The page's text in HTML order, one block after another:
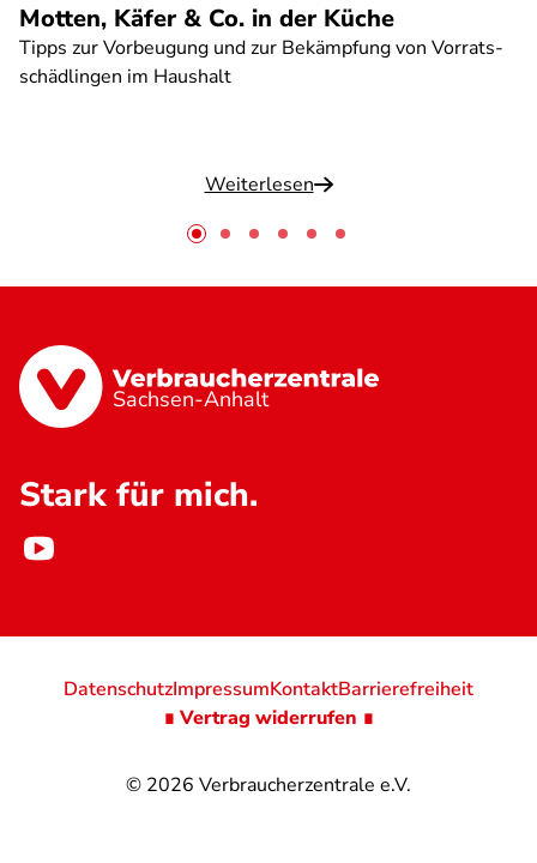
Motten, Käfer & Co. in der Küche
Tipps zur Vorbeugung und zur Bekämpfung von Vorrats-
schädlingen im Haushalt
Weiterlesen
Sachsen-Anhalt
Stark für mich.
© 2026 Verbraucherzentrale e.V.
DatenschutzImpressumKontaktBarrierefreiheit
∎ Vertrag widerrufen ∎